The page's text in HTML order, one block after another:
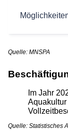
Quelle: MNSPA
Im Jahr
Quelle: Statistisches